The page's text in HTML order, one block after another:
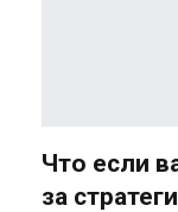
Что если
за